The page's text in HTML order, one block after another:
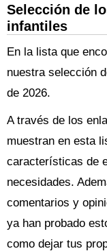
Selección de
infantiles
En la lista que
nuestra selección
de 2026.
A través de los
muestran en esta
características de
necesidades.
comentarios y
ya han probado
como dejar tus